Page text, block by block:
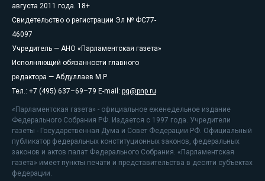
августа 2011 года. 18+
Свидетельство о регистрации Эл № ФС77-
46097
Учредитель — АНО «Парламентская газета»
Исполняющий обязанности главного
редактора — Абдуллаев М.Р.
Тел.: +7 (495) 637–69–79 E-mail: pg@pnp.ru
«Парламентская газета» - официальное еженедельное издание
Федерального Собрания РФ. Издается с 1997 года. Учредители
газеты - Государственная Дума и Совет Федерации РФ. Официальный
публикатор федеральных конституционных законов, федеральных
законов и актов палат Федерального Собрания. «Парламентская
газета» имеет пункты печати и представительства в десяти субъектах
федерации.